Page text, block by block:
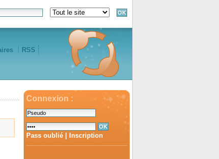
RSS
Connexion :
Pass oublié Inscription